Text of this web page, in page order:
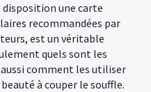
une carte
recommandées par
est un véritable
quels sont les
comment les utiliser
à couper le souffle.